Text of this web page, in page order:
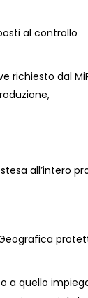
al controllo
richiesto dal
all’intero
a quello